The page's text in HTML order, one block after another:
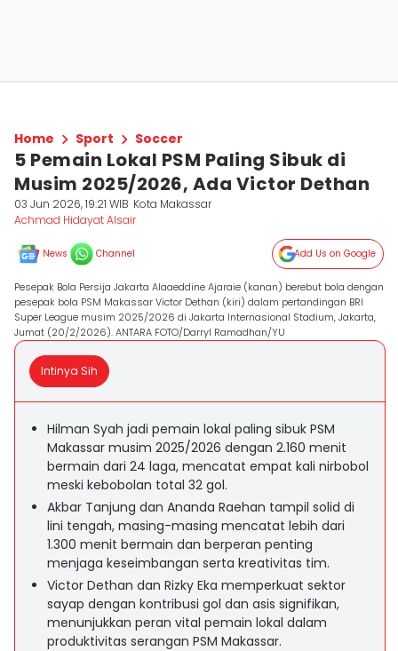
Home Sport Soccer
5 Pemain Lokal PSM Paling Sibuk di
Musim 2025/2026, Ada Victor Dethan
03 Jun 2026, 19:21 WIB Kota Makassar
Achmad Hidayat Alsair
News Channel Add Us on Google
Pesepak Bola Persija Jakarta Alaaeddine Ajaraie (kanan) berebut bola dengan
pesepak bola PSM Makassar Victor Dethan (kiri) dalam pertandingan BRI
Super League musim 2025/2026 di Jakarta Internasional Stadium, Jakarta,
Jumat (20/2/2026). ANTARA FOTO/Darryl Ramadhan/YU
Intinya Sih
Hilman Syah jadi pemain lokal paling sibuk PSM
Makassar musim 2025/2026 dengan 2.160 menit
bermain dari 24 laga, mencatat empat kali nirbobol
meski kebobolan total 32 gol.
Akbar Tanjung dan Ananda Raehan tampil solid di
lini tengah, masing-masing mencatat lebih dari
1.300 menit bermain dan berperan penting
menjaga keseimbangan serta kreativitas tim.
Victor Dethan dan Rizky Eka memperkuat sektor
sayap dengan kontribusi gol dan asis signifikan,
menunjukkan peran vital pemain lokal dalam
produktivitas serangan PSM Makassar.